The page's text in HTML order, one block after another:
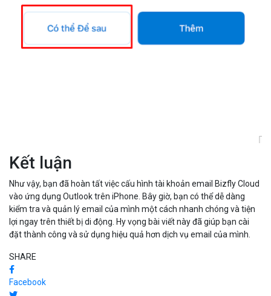
Kết luận
Như vậy, bạn đã hoàn tất việc cấu hình tài khoản email Bizfly Cloud
vào ứng dụng Outlook trên iPhone. Bây giờ, bạn có thể dễ dàng
kiểm tra và quản lý email của mình một cách nhanh chóng và tiện
lợi ngay trên thiết bị di động. Hy vọng bài viết này đã giúp bạn cài
đặt thành công và sử dụng hiệu quả hơn dịch vụ email của mình.
SHARE
Facebook